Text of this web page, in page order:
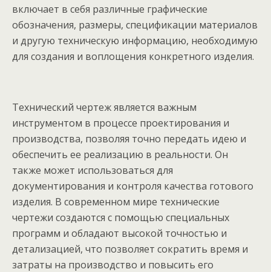
включает в себя различные графические
обозначения, размеры, спецификации материалов
и другую техническую информацию, необходимую
для создания и воплощения конкретного изделия.
Технический чертеж является важным
инструментом в процессе проектирования и
производства, позволяя точно передать идею и
обеспечить ее реализацию в реальности. Он
также может использоваться для
документирования и контроля качества готового
изделия. В современном мире технические
чертежи создаются с помощью специальных
программ и обладают высокой точностью и
детализацией, что позволяет сократить время и
затраты на производство и повысить его